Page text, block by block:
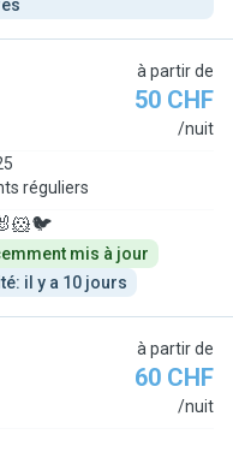
à partir de
50 CHF
/nuit
réguliers
mis à jour
il y a 10 jours
à partir de
60 CHF
/nuit